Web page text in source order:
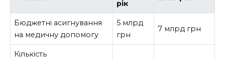
рік
Бюджетні асигнування
на медичну допомогу
5 млрд
грн
7 млрд грн
Кількість